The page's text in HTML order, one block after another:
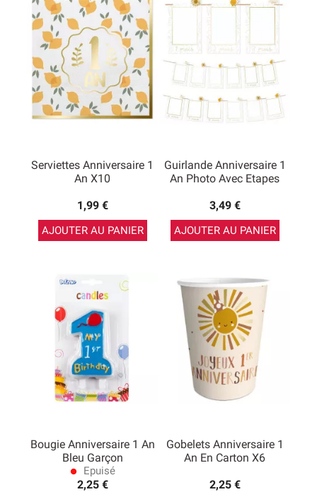
Serviettes Anniversaire 1
An X10
1,99 €
AJOUTER AU PANIER
Guirlande Anniversaire 1
An Photo Avec Etapes
3,49 €
AJOUTER AU PANIER
Bougie Anniversaire 1 An
Bleu Garçon
lens Epuisé
2,25 €
Gobelets Anniversaire 1
An En Carton X6
2,25 €